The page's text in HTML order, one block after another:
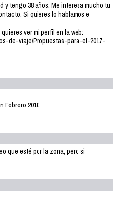
y tengo 38 años. Me interesa mucho tu
Si quieres lo hablamos e
ver mi perfil en la web:
de-viaje/Propuestas-para-el-2017-
Febrero 2018.
que esté por la zona, pero si